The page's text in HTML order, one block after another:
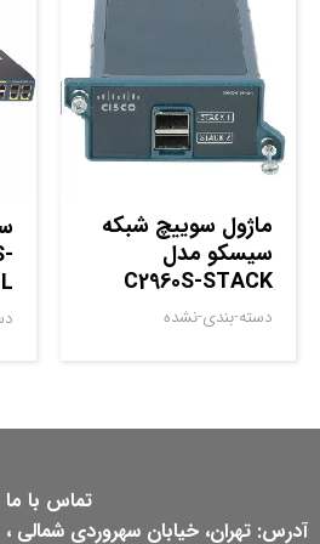
ماژول سوييچ شبکه
سيسکو مدل
C2960S-STACK
دسته-بندی-نشده
L
تماس با ما
آدرس: تهران، خیابان سهروردی شمالی ،